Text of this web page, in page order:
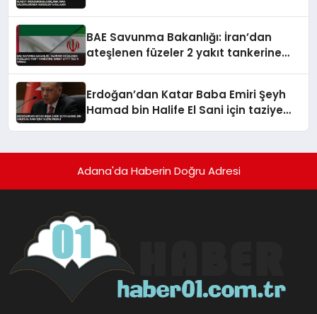
BAE Savunma Bakanlığı: İran’dan
ateşlenen füzeler 2 yakıt tankerine
Erdoğan’dan Katar Baba Emiri Şeyh
Hamad bin Halife El Sani için taziye
Adana'da Haberin Doğru Adresi